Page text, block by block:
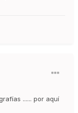
...... por aquí